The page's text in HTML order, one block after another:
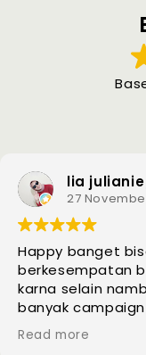
lia julianie_dq
27 November 2025
banget bisa tau
buat
nambah
campaign dan
yg ga kalah seru
join sih pokonya🥰